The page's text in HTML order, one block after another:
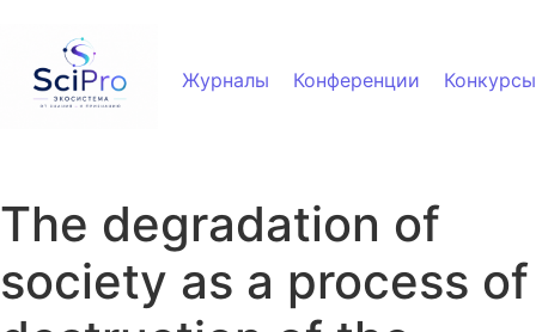
Журналы Конференции Конкурсы
The degradation of
society as a process of